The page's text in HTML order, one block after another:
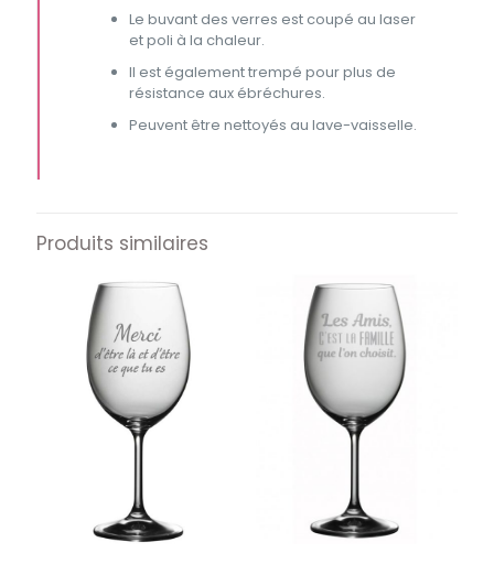
Le buvant des verres est coupé au laser
et poli à la chaleur.
Il est également trempé pour plus de
résistance aux ébréchures.
Peuvent être nettoyés au lave-vaisselle.
Produits similaires